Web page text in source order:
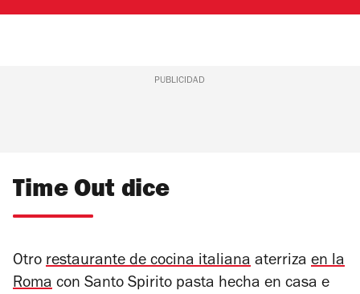
PUBLICIDAD
Time Out dice
Otro restaurante de cocina italiana aterriza en la
Roma con Santo Spirito pasta hecha en casa e